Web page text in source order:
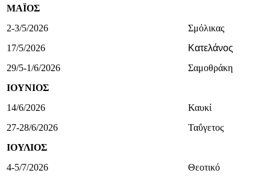
ΜΑΪΟΣ
2-3/5/2026
Σμόλικας
17/5/2026
Κατελάνος
29/5-1/6/2026
Σαμοθράκη
ΙΟΥΝΙΟΣ
14/6/2026
Καυκί
27-28/6/2026
Ταΰγετος
ΙΟΥΛΙΟΣ
4-5/7/2026
Θεοτικό